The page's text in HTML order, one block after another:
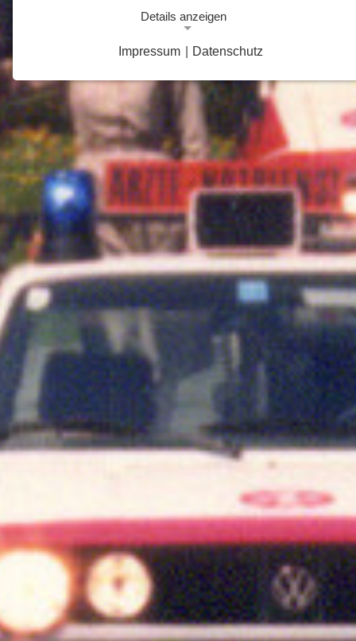
Details anzeigen
Notwendige Cookies ermöglichen grundlegende
Funktionen und sind für die einwandfreie Funktion
der Website erforderlich.
Google Analytics Opt-Out-Cookie
Name:
gaOptout
Zweck:
Dieser Cookie speichert die gewählte
Einverständnisoption bezüglich Google Analytics
Opt-Out
Cookie Laufzeit:
1 Jahr
Einverständnis-Cookie
Name:
cookie_consent
Zweck:
Dieser Cookie speichert die ausgewählten
Einverständnis-Optionen des Benutzers
Cookie Laufzeit:
1 Jahr
Statistik
Statistik Cookies erfassen Informationen anonym.
Diese Informationen helfen uns zu verstehen, wie
Impressum Datenschutz